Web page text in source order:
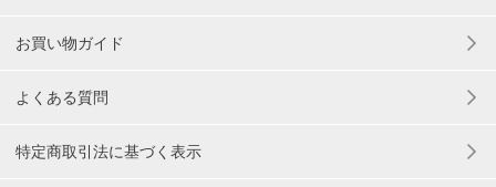
お買い物ガイド
よくある質問
特定商取引法に基づく表示